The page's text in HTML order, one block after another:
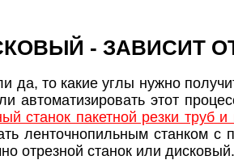
- ЗАВИСИТ
да, то какие углы нужно
автоматизировать этот
станок пакетной резки труб
ленточнопильным станком
отрезной станок или дисковый.